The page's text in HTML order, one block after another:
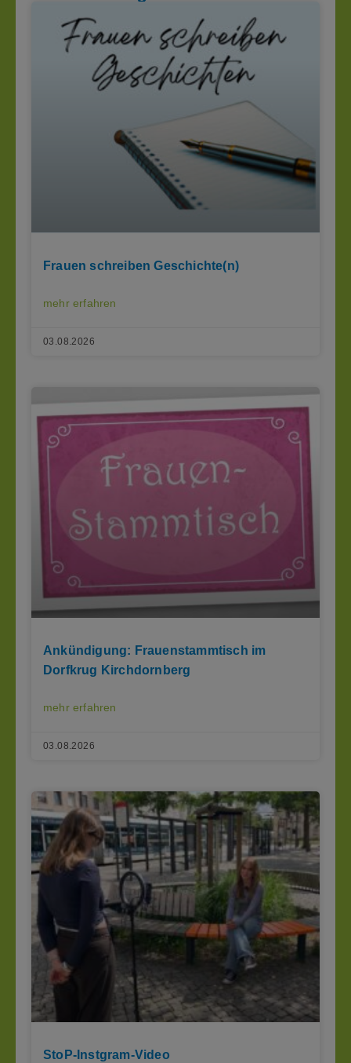
Frauen schreiben Geschichte(n)
mehr erfahren
03.08.2026
Ankündigung: Frauenstammtisch im
Dorfkrug Kirchdornberg
mehr erfahren
03.08.2026
StoP-Instgram-Video